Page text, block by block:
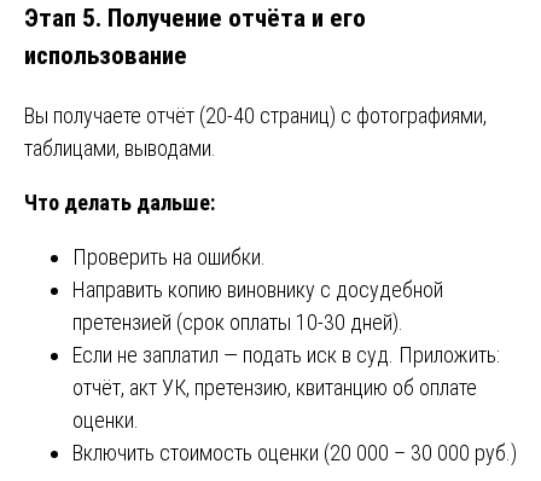
Этап 5. Получение отчёта и его
использование
Вы получаете отчёт (20-40 страниц) с фотографиями,
таблицами, выводами.
Что делать дальше:
Проверить на ошибки.
Направить копию виновнику с досудебной
претензией (срок оплаты 10-30 дней).
Если не заплатил — подать иск в суд. Приложить:
отчёт, акт УК, претензию, квитанцию об оплате
оценки.
Включить стоимость оценки (20 000 – 30 000 руб.)